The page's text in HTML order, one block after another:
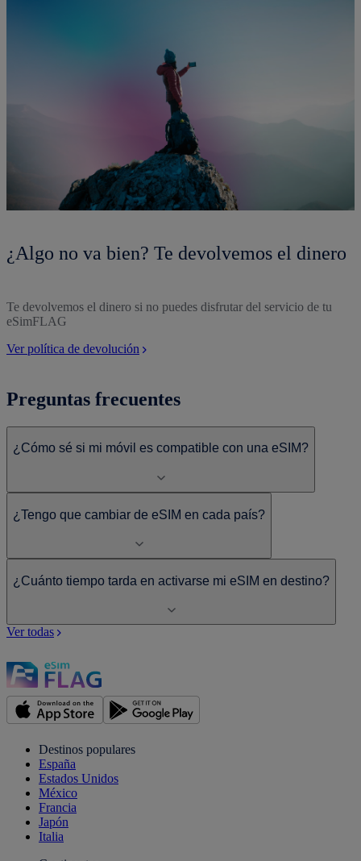
¿Algo no va bien? Te devolvemos el dinero
Te devolvemos el dinero si no puedes disfrutar del servicio de tu
eSimFLAG
Ver política de devolución
Preguntas frecuentes
¿Cómo sé si mi móvil es compatible con una eSIM?
¿Tengo que cambiar de eSIM en cada país?
¿Cuánto tiempo tarda en activarse mi eSIM en destino?
Ver todas
Destinos populares
España
Estados Unidos
México
Francia
Japón
Italia